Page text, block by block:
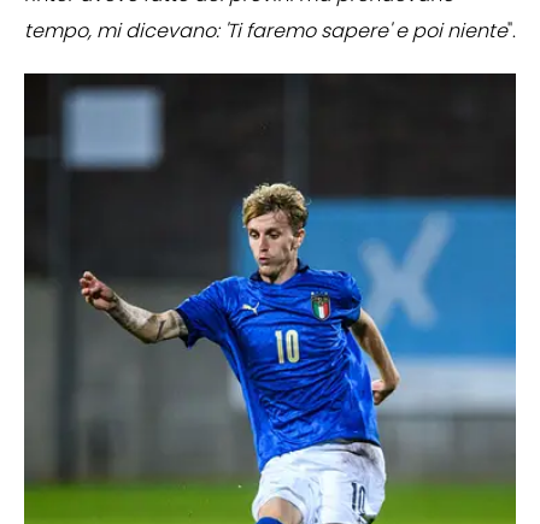
tempo, mi dicevano: 'Ti faremo sapere' e poi niente".